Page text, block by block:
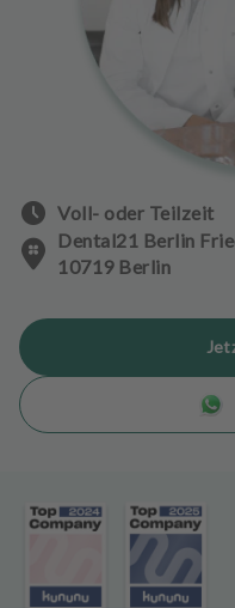
Voll- oder Teilzeit
Dental21 Berlin
10719 Berlin